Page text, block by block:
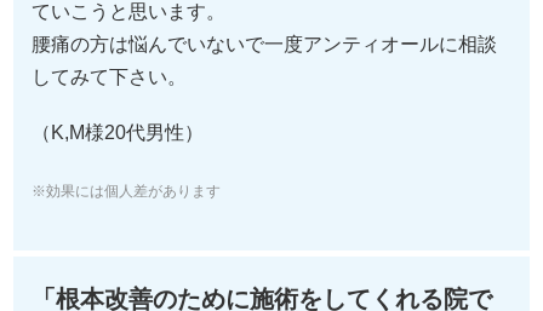
ていこうと思います。
腰痛の方は悩んでいないで一度アンティオールに相談
してみて下さい。
（K,M様20代男性）
※効果には個人差があります
「根本改善のために施術をしてくれる院で